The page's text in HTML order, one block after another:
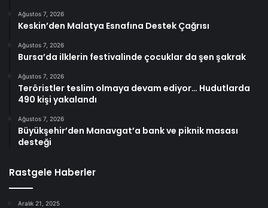
Ağustos 7, 2026
Keskin’den Malatya Esnafına Destek Çağrısı
Ağustos 7, 2026
Bursa’da ilklerin festivalinde çocuklar da şen şakrak
Ağustos 7, 2026
Teröristler teslim olmaya devam ediyor… Hudutlarda
490 kişi yakalandı
Ağustos 7, 2026
Büyükşehir’den Manavgat’a bank ve piknik masası
desteği
Rastgele Haberler
Aralık 21, 2025